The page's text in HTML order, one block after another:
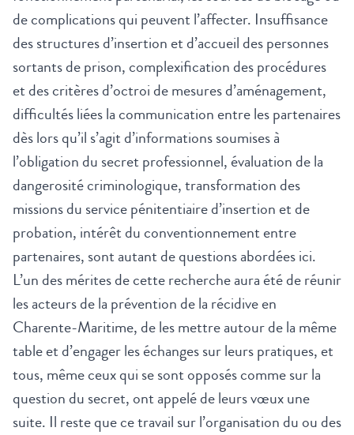
de complications qui peuvent l’affecter. Insuffisance
des structures d’insertion et d’accueil des personnes
sortants de prison, complexification des procédures
et des critères d’octroi de mesures d’aménagement,
difficultés liées la communication entre les partenaires
dès lors qu’il s’agit d’informations soumises à
l’obligation du secret professionnel, évaluation de la
dangerosité criminologique, transformation des
missions du service pénitentiaire d’insertion et de
probation, intérêt du conventionnement entre
partenaires, sont autant de questions abordées ici.
L’un des mérites de cette recherche aura été de réunir
les acteurs de la prévention de la récidive en
Charente-Maritime, de les mettre autour de la même
table et d’engager les échanges sur leurs pratiques, et
tous, même ceux qui se sont opposés comme sur la
question du secret, ont appelé de leurs vœux une
suite. Il reste que ce travail sur l’organisation du ou des